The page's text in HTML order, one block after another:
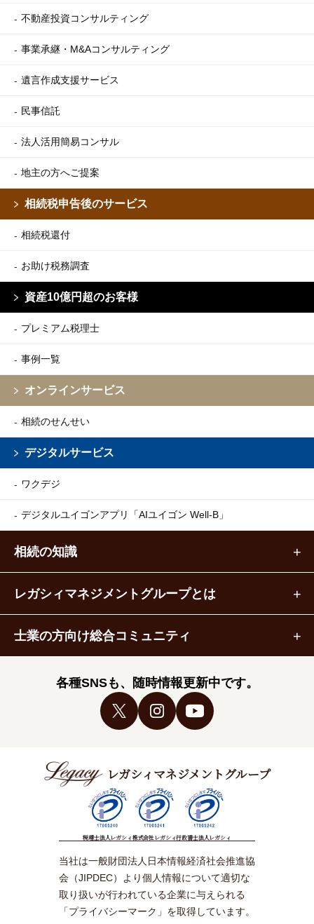
不動産投資コンサルティング
事業承継・M&Aコンサルティング
遺言作成支援サービス
民事信託
法人活用簡易コンサル
地主の方へご提案
相続税申告後のサービス
相続税還付
お助け税務調査
資産10億円超のお客様
プレミアム税理士
事例一覧
オンラインサービス
相続のせんせい
デジタルサービス
ワクデジ
デジタルユイゴンアプリ 「AIユイゴン Well-B」
相続の知識
レガシィマネジメントグループとは
士業の方向け総合コミュニティ
各種SNSも、随時情報更新中です。
レガシィマネジメントグループ
税理士法人レガシィ株式会社レガシィ行政書士法人レガシィ
当社は一般財団法人日本情報経済社会推進協
会（JIPDEC）より個人情報について適切な
取り扱いが行われている企業に与えられる
「プライバシーマーク」を取得しています。